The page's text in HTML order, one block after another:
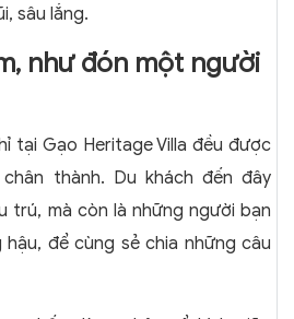
sâu lắng.
như đón một người
tại Gạo Heritage Villa đều được
thành. Du khách đến đây
trú, mà còn là những người bạn
để cùng sẻ chia những câu